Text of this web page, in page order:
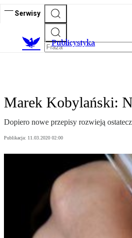
Serwisy
Publicystyka
Marek Kobylański:
Dopiero nowe przepisy rozwieją
Publikacja: 11.03.2020 02:00